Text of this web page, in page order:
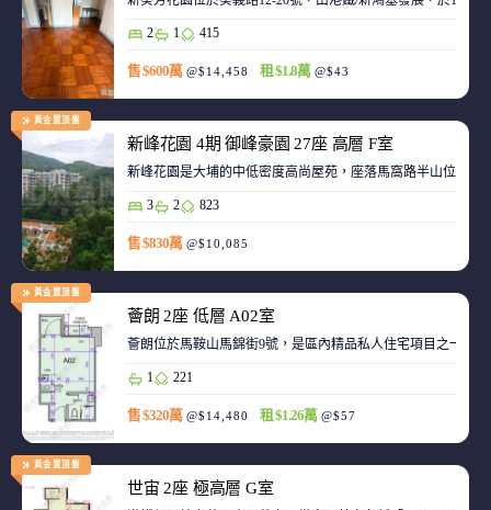
2 1 415
售 $600萬 @$14,458 租 $1.8萬 @$43
黃金置頂盤
新峰花園 4期 御峰豪園 27座 高層 F室
新峰花園是大埔的中低密度高尚屋苑，座落馬窩路半山位置
3 2 823
售 $830萬 @$10,085
黃金置頂盤
薈朗 2座 低層 A02室
薈朗位於馬鞍山馬錦街9號，是區內精品私人住宅項目之一，
1 221
售 $320萬 @$14,480 租 $1.26萬 @$57
黃金置頂盤
世宙 2座 極高層 G室